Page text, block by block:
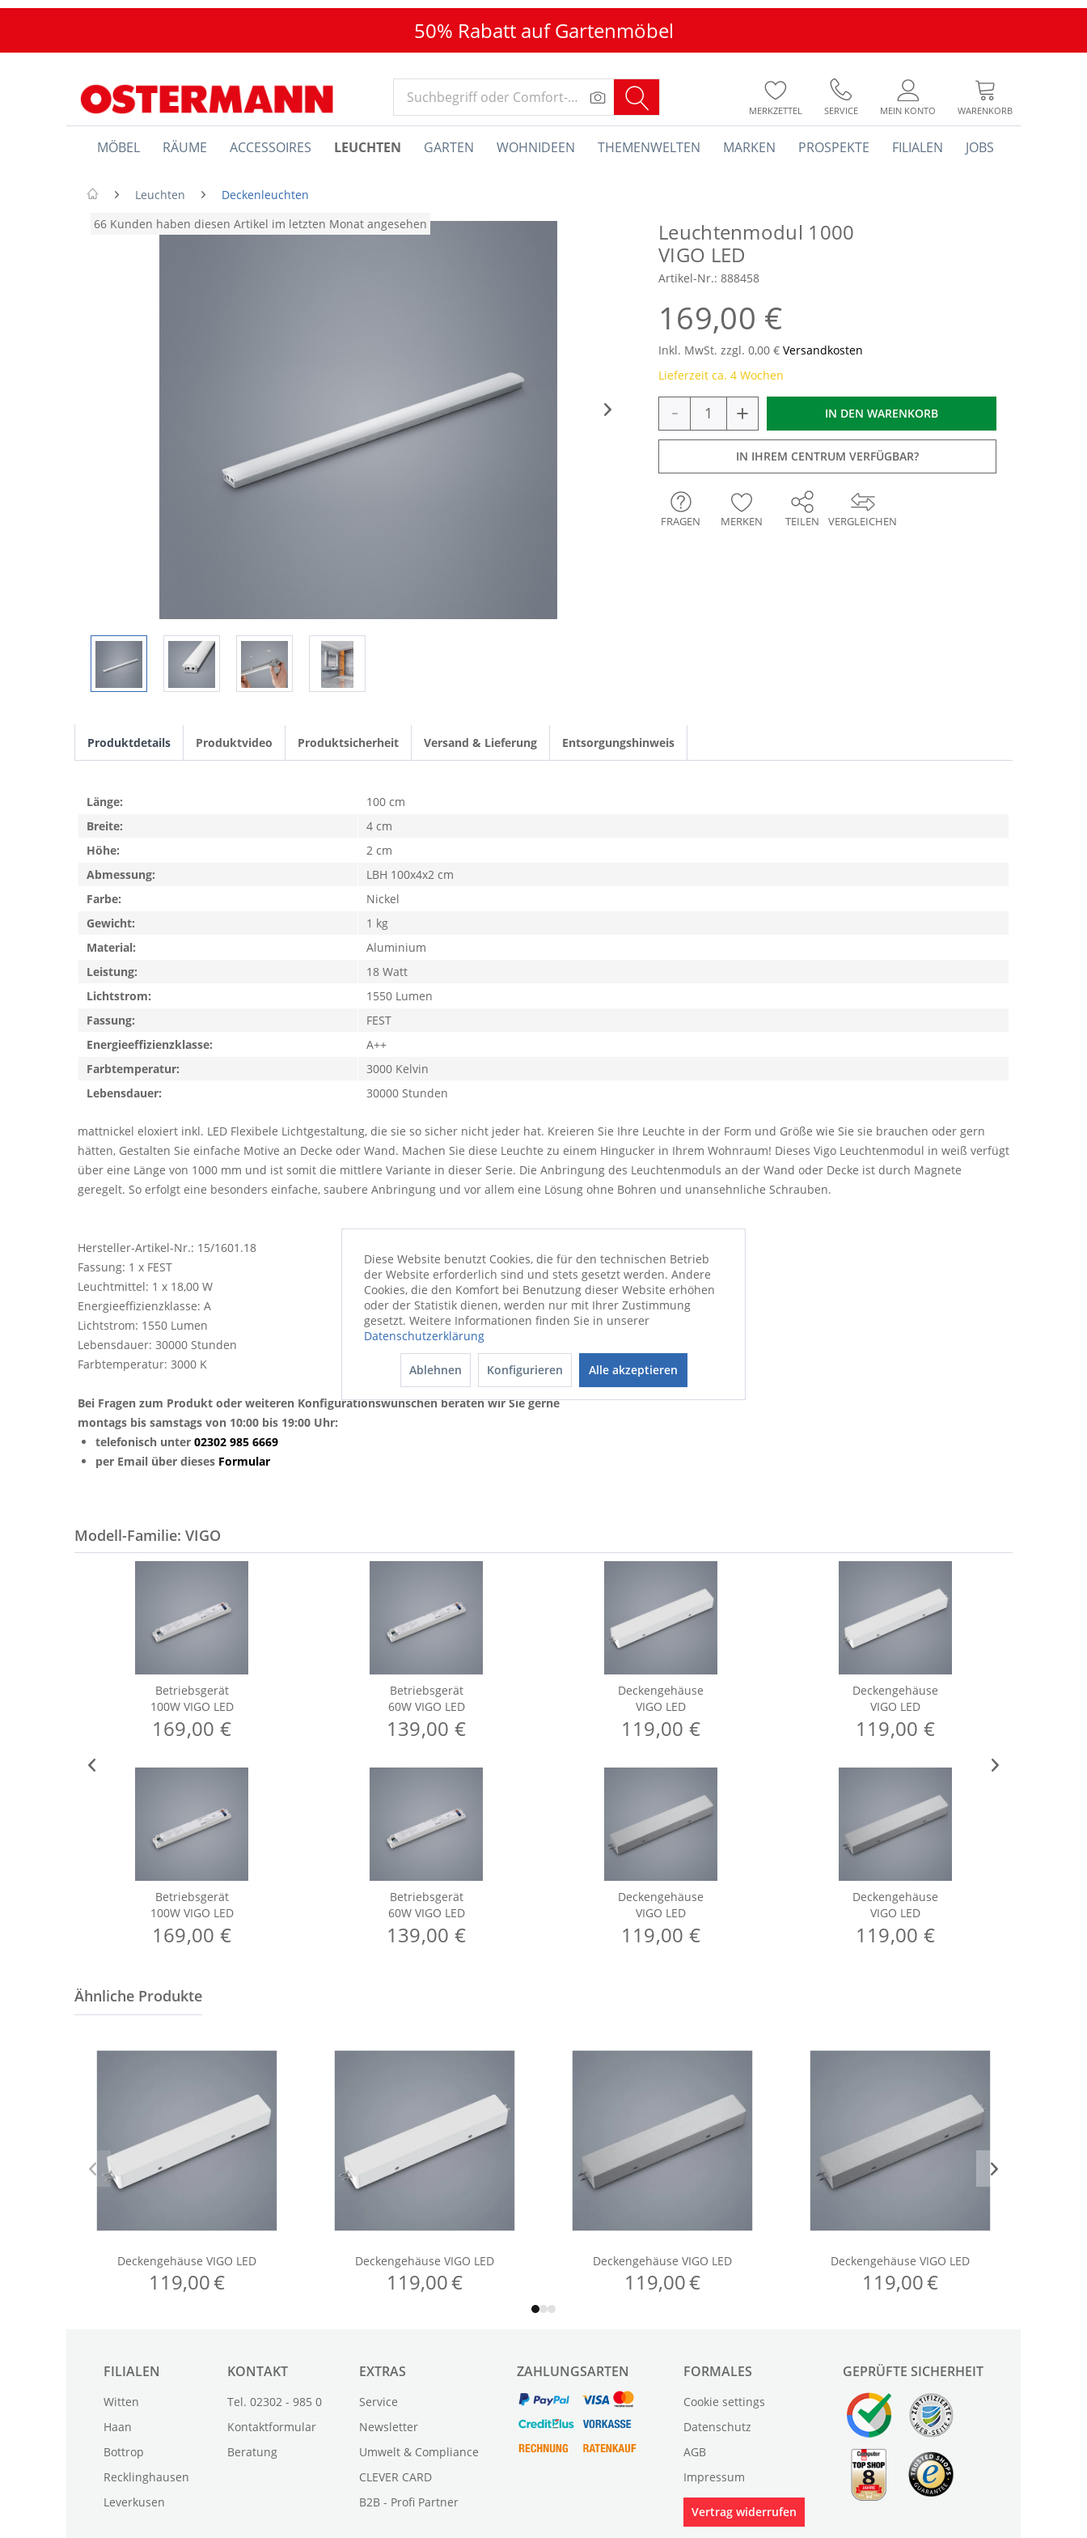
50% Rabatt auf Gartenmöbel
MERKZETTEL SERVICE MEIN KONTO WARENKORB
MÖBEL RÄUME ACCESSOIRES LEUCHTEN GARTEN WOHNIDEEN THEMENWELTEN MARKEN PROSPEKTE FILIALEN JOBS
Leuchten
Deckenleuchten
66 Kunden haben diesen Artikel im letzten Monat angesehen
Leuchtenmodul 1000
VIGO LED
Artikel-Nr.: 888458
169,00 €
Inkl. MwSt. zzgl. 0,00 € Versandkosten
Lieferzeit ca. 4 Wochen
- + IN DEN WARENKORB
IN IHREM CENTRUM VERFÜGBAR?
VERGLEICHEN
FRAGEN MERKEN TEILEN
Produktdetails Produktvideo Produktsicherheit Versand & Lieferung Entsorgungshinweis
mattnickel eloxiert inkl. LED Flexibele Lichtgestaltung, die sie so sicher nicht jeder hat. Kreieren Sie Ihre Leuchte in der Form und Größe wie Sie sie brauchen oder gern
hätten, Gestalten Sie einfache Motive an Decke oder Wand. Machen Sie diese Leuchte zu einem Hingucker in Ihrem Wohnraum! Dieses Vigo Leuchtenmodul in weiß verfügt
über eine Länge von 1000 mm und ist somit die mittlere Variante in dieser Serie. Die Anbringung des Leuchtenmoduls an der Wand oder Decke ist durch Magnete
geregelt. So erfolgt eine besonders einfache, saubere Anbringung und vor allem eine Lösung ohne Bohren und unansehnliche Schrauben.
Hersteller-Artikel-Nr.: 15/1601.18
Fassung: 1 x FEST
Leuchtmittel: 1 x 18,00 W
Energieeffizienzklasse: A
Lichtstrom: 1550 Lumen
Lebensdauer: 30000 Stunden
Farbtemperatur: 3000 K
Bei Fragen zum Produkt oder weiteren Konfigurationswünschen beraten wir Sie gerne
montags bis samstags von 10:00 bis 19:00 Uhr:
telefonisch unter 02302 985 6669
per Email über dieses Formular
Länge:
100 cm
Breite:
4 cm
Höhe:
2 cm
Abmessung:
LBH 100x4x2 cm
Farbe:
Nickel
Gewicht:
1 kg
Material:
Aluminium
Leistung:
18 Watt
Lichtstrom:
1550 Lumen
Fassung:
FEST
Energieeffizienzklasse:
A++
Farbtemperatur:
3000 Kelvin
Lebensdauer:
30000 Stunden
Modell-Familie: VIGO
Betriebsgerät
100W VIGO LED
169,00 €
Betriebsgerät
100W VIGO LED
169,00 €
Betriebsgerät
60W VIGO LED
139,00 €
Betriebsgerät
60W VIGO LED
139,00 €
Deckengehäuse
VIGO LED
119,00 €
Deckengehäuse
VIGO LED
119,00 €
Deckengehäuse
VIGO LED
119,00 €
Deckengehäuse
VIGO LED
119,00 €
FILIALEN
Witten
Haan
Bottrop
Recklinghausen
Leverkusen
KONTAKT
Tel. 02302 - 985 0
Kontaktformular
Beratung
EXTRAS
Service
Newsletter
Umwelt & Compliance
CLEVER CARD
B2B - Profi Partner
ZAHLUNGSARTEN FORMALES
Cookie settings
Datenschutz
AGB
Impressum
Vertrag widerrufen
GEPRÜFTE SICHERHEIT
Diese Website benutzt Cookies, die für den technischen Betrieb
der Website erforderlich sind und stets gesetzt werden. Andere
Cookies, die den Komfort bei Benutzung dieser Website erhöhen
oder der Statistik dienen, werden nur mit Ihrer Zustimmung
gesetzt. Weitere Informationen finden Sie in unserer
Datenschutzerklärung
Ablehnen Konfigurieren Alle akzeptieren